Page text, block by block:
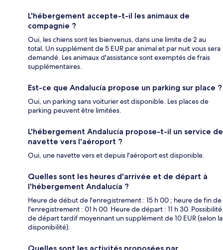
L'hébergement accepte-t-il les animaux de
compagnie ?
Oui, les chiens sont les bienvenus, dans une limite de 2 au
total. Un supplément de 5 EUR par animal et par nuit vous sera
demandé. Les animaux d'assistance sont exemptés de frais
supplémentaires.
Est-ce que Andalucía propose un parking sur place ?
Oui, un parking sans voiturier est disponible. Les places de
parking peuvent être limitées.
L'hébergement Andalucía propose-t-il un service de
navette vers l'aéroport ?
Oui, une navette vers et depuis l'aéroport est disponible.
Quelles sont les heures d'arrivée et de départ à
l'hébergement Andalucía ?
Heure de début de l'enregistrement : 15 h 00 ; heure de fin de
l'enregistrement : 01 h 00. Heure de départ : 11 h 30. Possibilité
de départ tardif moyennant un supplément de 10 EUR (selon la
disponibilité).